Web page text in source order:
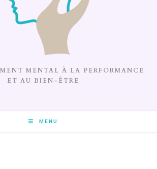
MENTAL À LA PERFORMANCE
ET AU BIEN-ÊTRE
MENU